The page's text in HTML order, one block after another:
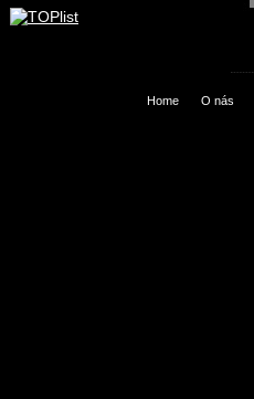
Home O nás